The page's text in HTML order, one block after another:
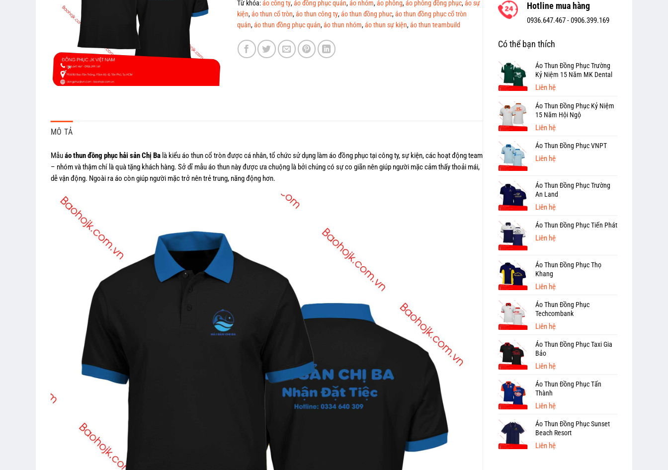
Hotline mua hàng
0936.647.467 -0906.399.169
Có thể bạn thích
Áo Thun Đồng Phục Trường
Kỷ Niệm 15 Năm MK Dental
Liên hệ
Áo Thun Đồng Phục Kỷ Niệm
15 Năm Hội Ngộ
Liên hệ
Áo Thun Đồng Phục VNPT
Liên hệ
Áo Thun Đồng Phục Trường
An Land
Liên hệ
Áo Thun Đồng Phục Tiến Phát
Liên hệ
Áo Thun Đồng Phục Thọ
Khang
Liên hệ
Áo Thun Đồng Phục
Techcombank
Liên hệ
Áo Thun Đồng Phục Taxi Gia
Bảo
Liên hệ
Áo Thun Đồng Phục Tấn
Thành
Liên hệ
Áo Thun Đồng Phục Sunset
Beach Resort
Liên hệ
Từ khóa:áo công ty,áo đồng phục quán,áo nhóm,áo phông,áo phông đồng phục,áo sự
kiện,áo thun cổ tròn,áo thun công ty,áo thun đồng phuc,áo thun đồng phục cổ tròn
quán,áo thun đồng phục quán,áo thun nhóm,áo thun sự kiện,áo thun teambuild
MÔ TẢ
Mẫuáo thun đồng phục hải sản Chị Ba là kiểu áo thun cổ tròn được cá nhân, tổ chức sử dụng làm áo đồng phục tại công ty, sự kiện, các hoạt động team
– nhóm và thậm chí là quà tặng khách hàng. Sở dĩ mẫu áo thun này được ưa chuộng là bởi chúng có sự co giãn nên giúp người mặc cảm thấy thoải mái,
dễ vận động. Ngoài ra áo còn giúp người mặc trở nên trẻ trung, năng động hơn.